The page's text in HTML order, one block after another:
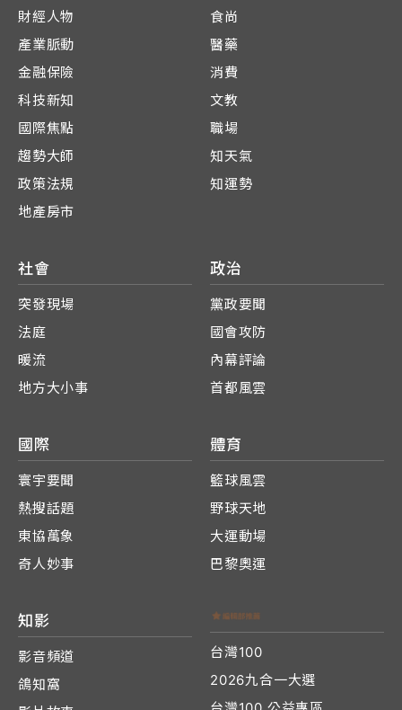
財經人物
產業脈動
金融保險
科技新知
國際焦點
趨勢大師
政策法規
地產房市
食尚
醫藥
消費
文教
職場
知天氣
知運勢
社會
突發現場
法庭
暖流
地方大小事
政治
黨政要聞
國會攻防
內幕評論
首都風雲
國際
寰宇要聞
熱搜話題
東協萬象
奇人妙事
體育
籃球風雲
野球天地
大運動場
巴黎奧運
知影
影音頻道
鴿知窩
台灣100
2026九合一大選